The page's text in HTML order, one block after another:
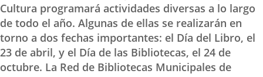
Cultura programará actividades diversas a lo largo
de todo el año. Algunas de ellas se realizarán en
torno a dos fechas importantes: el Día del Libro, el
23 de abril, y el Día de las Bibliotecas, el 24 de
octubre. La Red de Bibliotecas Municipales de